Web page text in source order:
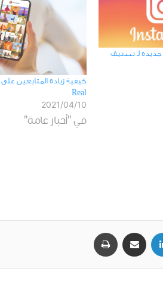
لـ تصنيف
Real
2021/04/10
في "أخبار عامة"
لينكدإن مشاركة عبر البريد